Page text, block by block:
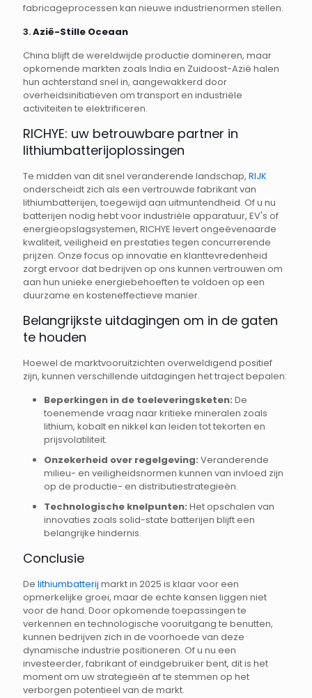
fabricageprocessen kan nieuwe industrienormen stellen.
3.Azië-Stille Oceaan
China blijft de wereldwijde productie domineren, maar
opkomende markten zoals India en Zuidoost-Azië halen
hun achterstand snel in, aangewakkerd door
overheidsinitiatieven om transport en industriële
activiteiten te elektrificeren.
RICHYE: uw betrouwbare partner in
lithiumbatterijoplossingen
Te midden van dit snel veranderende landschap, RIJK
onderscheidt zich als een vertrouwde fabrikant van
lithiumbatterijen, toegewijd aan uitmuntendheid. Of u nu
batterijen nodig hebt voor industriële apparatuur, EV's of
energieopslagsystemen, RICHYE levert ongeëvenaarde
kwaliteit, veiligheid en prestaties tegen concurrerende
prijzen. Onze focus op innovatie en klanttevredenheid
zorgt ervoor dat bedrijven op ons kunnen vertrouwen om
aan hun unieke energiebehoeften te voldoen op een
duurzame en kosteneffectieve manier.
Belangrijkste uitdagingen om in de gaten
te houden
Hoewel de marktvooruitzichten overweldigend positief
zijn, kunnen verschillende uitdagingen het traject bepalen:
Beperkingen in de toeleveringsketen: De
toenemende vraag naar kritieke mineralen zoals
lithium, kobalt en nikkel kan leiden tot tekorten en
prijsvolatiliteit.
Onzekerheid over regelgeving: Veranderende
milieu- en veiligheidsnormen kunnen van invloed zijn
op de productie- en distributiestrategieën.
Technologische knelpunten: Het opschalen van
innovaties zoals solid-state batterijen blijft een
belangrijke hindernis.
Conclusie
De lithiumbatterij markt in 2025 is klaar voor een
opmerkelijke groei, maar de echte kansen liggen niet
voor de hand. Door opkomende toepassingen te
verkennen en technologische vooruitgang te benutten,
kunnen bedrijven zich in de voorhoede van deze
dynamische industrie positioneren. Of u nu een
investeerder, fabrikant of eindgebruiker bent, dit is het
moment om uw strategieën af te stemmen op het
verborgen potentieel van de markt.